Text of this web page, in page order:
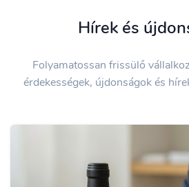
Hírek és
Folyamatossan frissülő
érdekességek, újdonságok és